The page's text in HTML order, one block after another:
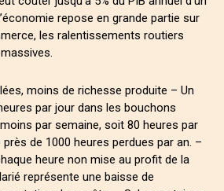
repose en grande partie sur
les ralentissements routiers
moins de richesse produite – Un
par jour dans les bouchons
par semaine, soit 80 heures par
de 1000 heures perdues par an. –
heure non mise au profit de la
représente une baisse de